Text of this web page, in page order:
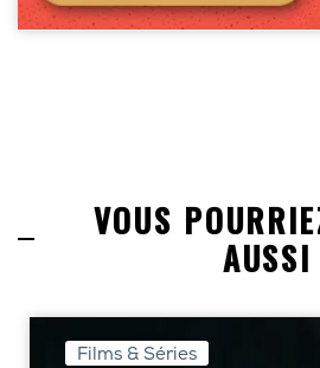
VOUS
AUSSI
Films & Séries